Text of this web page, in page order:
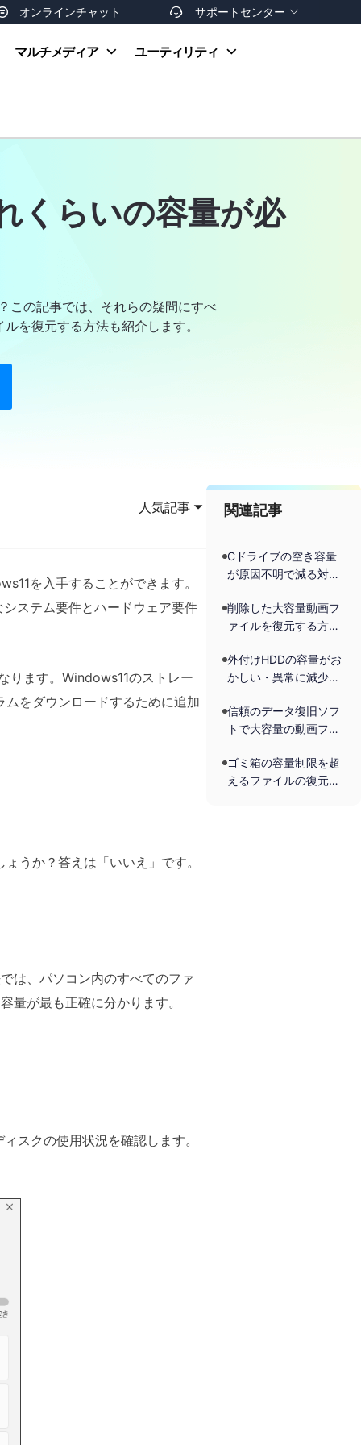
オンラインチャット  サポートセンター 
お支払い方法
マルチメディア ユーティリティ
くらいの容量が必
この記事では、それらの疑問にすべ
を復元する方法も紹介します。
人気記事
を入手することができます。
ステム要件とハードウェア要件
ります。Windows11のストレー
をダウンロードするために追加
うか？答えは「いいえ」です。
は、パソコン内のすべてのファ
量が最も正確に分かります。
スクの使用状況を確認します。
関連記事
Cドライブの空き容量
が原因不明で減る対策
（Windows10/Window
s11適応）
削除した大容量動画フ
ァイルを復元する方法
ン/PC/Android
外付けHDDの容量がお
かしい・異常に減少す
Windows 11/10
信頼のデータ復旧ソフ
トで大容量の動画ファ
ゴミ箱の容量制限を超
えるファイルの復元と